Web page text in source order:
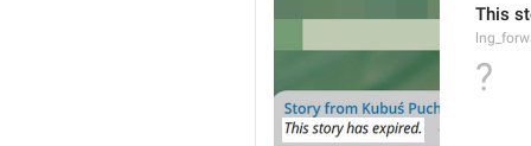
This
?